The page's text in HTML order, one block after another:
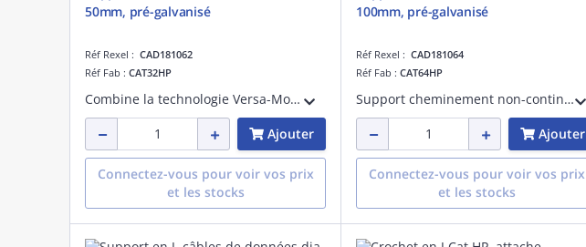
50mm, pré-galvanisé
Réf Rexel : CAD181062
Réf Fab : CAT32HP
Combine la technologie Versa-Mount avec une base large et un rayon de courbure généreux pour le support noncontinu de faisceaux de câbles de données haute performance etdes câbles de fibre optique50mm de diamètre avec finition prégalvanisée
Ajouter
Connectez-vous pour voir vos prix
et les stocks
100mm, pré-galvanisé
Réf Rexel : CAD181064
Réf Fab : CAT64HP
Support cheminement non-continu, conception à base large et bords biseautés lisses. Support optimal pour les câbles de données haute performance, y compris CAT7 et les fibres optiques. Diamètre de 100 mm.
Ajouter
Connectez-vous pour voir vos prix
et les stocks